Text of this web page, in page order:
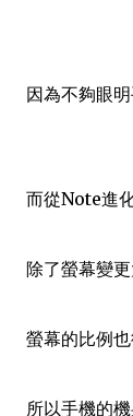
因為不夠眼
而從Note進
除了螢幕變
螢幕的比例也
所以手機的